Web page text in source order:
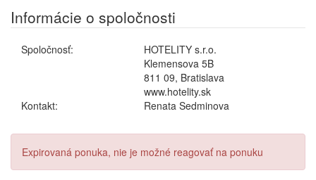
Informácie o spoločnosti
Spoločnosť:
HOTELITY s.r.o.
Klemensova 5B
811 09, Bratislava
www.hotelity.sk
Kontakt:
Renata Sedminova
Expirovaná ponuka, nie je možné reagovať na ponuku